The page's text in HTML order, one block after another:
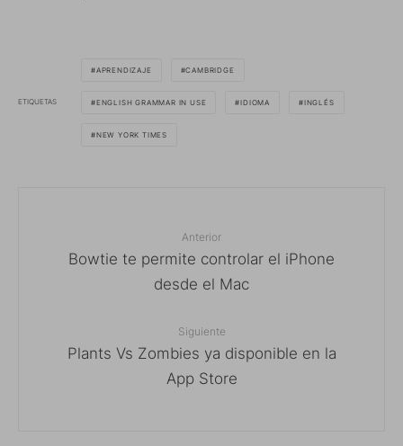
ETIQUETAS
APRENDIZAJE CAMBRIDGE
ENGLISH GRAMMAR IN USE IDIOMA INGLÉS
NEW YORK TIMES
Anterior
Bowtie te permite controlar el iPhone
desde el Mac
Siguiente
Plants Vs Zombies ya disponible en la
App Store